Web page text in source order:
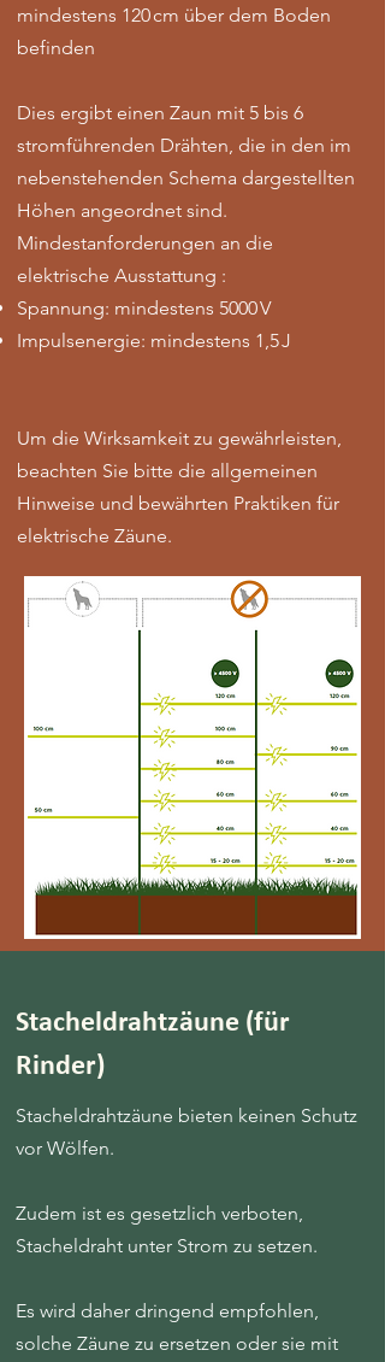
mindestens 120 cm über dem Boden
befinden
Dies ergibt einen Zaun mit 5 bis 6
stromführenden Drähten, die in den im
nebenstehenden Schema dargestellten
Höhen angeordnet sind.
Mindestanforderungen an die
elektrische Ausstattung :
Spannung: mindestens 5000 V
Impulsenergie: mindestens 1,5 J
Um die Wirksamkeit zu gewährleisten,
beachten Sie bitte die allgemeinen
Hinweise und bewährten Praktiken für
elektrische Zäune.
Stacheldrahtzäune (für
Rinder)
Stacheldrahtzäune bieten keinen Schutz
vor Wölfen.
Zudem ist es gesetzlich verboten,
Stacheldraht unter Strom zu setzen.
Es wird daher dringend empfohlen,
solche Zäune zu ersetzen oder sie mit